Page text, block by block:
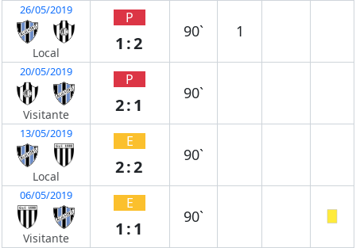
26/05/2019
Local
P
1:2
90` 1
20/05/2019
Visitante
P
2:1
90`
13/05/2019
Local
E
2:2
90`
06/05/2019
Visitante
E
1:1
90`